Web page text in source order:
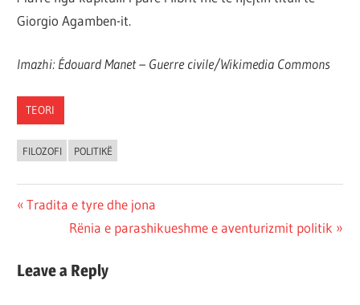
Giorgio Agamben-it.
Imazhi: Édouard Manet – Guerre civile/Wikimedia Commons
TEORI
FILOZOFI POLITIKË
Post
navigation
Previous
Tradita e tyre dhe jona
Next
Rënia e parashikueshme e aventurizmit politik
Leave a Reply